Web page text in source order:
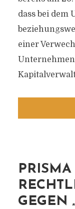
dass bei dem
einer
GEGEN